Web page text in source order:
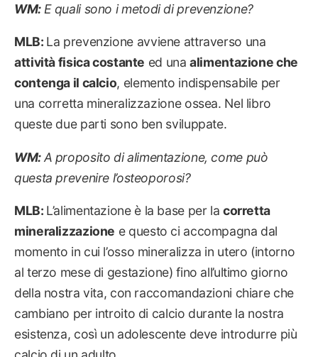
WM: E quali sono i metodi di prevenzione?
MLB: La prevenzione avviene attraverso una
attività fisica costante ed unaalimentazione che
contenga il calcio, elemento indispensabile per
una corretta mineralizzazione ossea. Nel libro
queste due parti sono ben sviluppate.
WM:A proposito di alimentazione, come può
questa prevenire l’osteoporosi?
MLB: L’alimentazione è la base per la corretta
mineralizzazione e questo ci accompagna dal
momento in cui l’osso mineralizza in utero (intorno
al terzo mese di gestazione) fino all’ultimo giorno
della nostra vita, con raccomandazioni chiare che
cambiano per introito di calcio durante la nostra
esistenza, così un adolescente deve introdurre più